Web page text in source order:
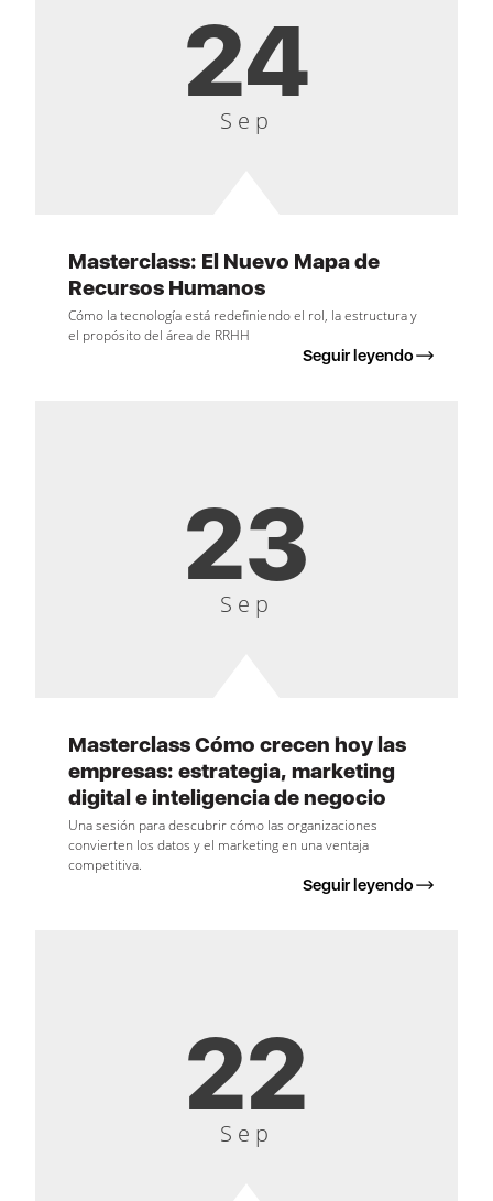
24
Sep
Masterclass: El Nuevo Mapa de
Recursos Humanos
Cómo la tecnología está redefiniendo el rol, la estructura y
el propósito del área de RRHH
Seguir leyendo
23
Sep
Masterclass Cómo crecen hoy las
empresas: estrategia, marketing
digital e inteligencia de negocio
Una sesión para descubrir cómo las organizaciones
convierten los datos y el marketing en una ventaja
competitiva.
Seguir leyendo
22
Sep